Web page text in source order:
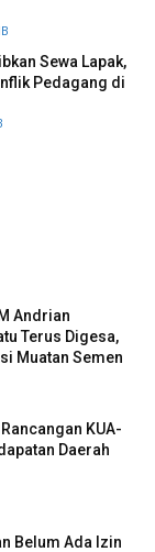
Sewa Lapak,
Pedagang di
Andrian
Terus Digesa,
Muatan Semen
KUA-
Daerah
Belum Ada Izin